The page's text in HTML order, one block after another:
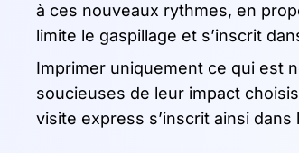
à ces nouveaux rythmes, en
limite le gaspillage et s’inscrit
Imprimer uniquement ce qui est
soucieuses de leur impact
visite express s’inscrit ainsi